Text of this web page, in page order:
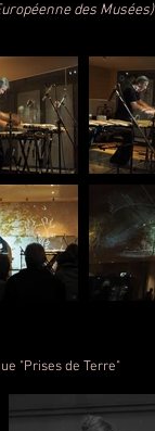
des Musées)
"Prises de Terre"